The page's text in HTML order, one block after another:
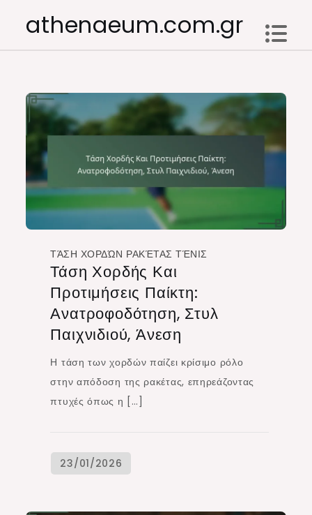
athenaeum.com.gr
ΤΆΣΗ ΧΟΡΔΏΝ ΡΑΚΈΤΑΣ ΤΈΝΙΣ
Τάση Χορδής Και
Προτιμήσεις Παίκτη:
Ανατροφοδότηση, Στυλ
Παιχνιδιού, Άνεση
Η τάση των χορδών παίζει κρίσιμο ρόλο
στην απόδοση της ρακέτας, επηρεάζοντας
πτυχές όπως η […]